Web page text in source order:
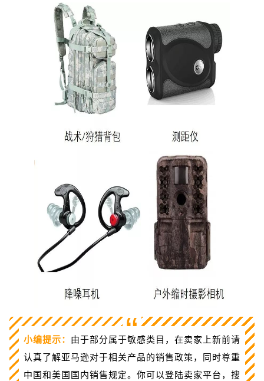
“
小编提示： 由于部分属于敏感类目，在卖家上新前请
认真了解亚马逊对于相关产品的销售政策，同时尊重
中国和美国国内销售规定。你可以登陆卖家平台，搜